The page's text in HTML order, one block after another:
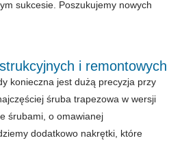
sukcesie. Poszukujemy nowych
i remontowych
konieczna jest dużą precyzja przy
śruba trapezowa w wersji
śrubami, o omawianej
dodatkowo nakrętki, które